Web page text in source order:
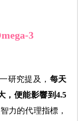
3
研究提及， 每天
，便能影響到4.5
力的代理指標，